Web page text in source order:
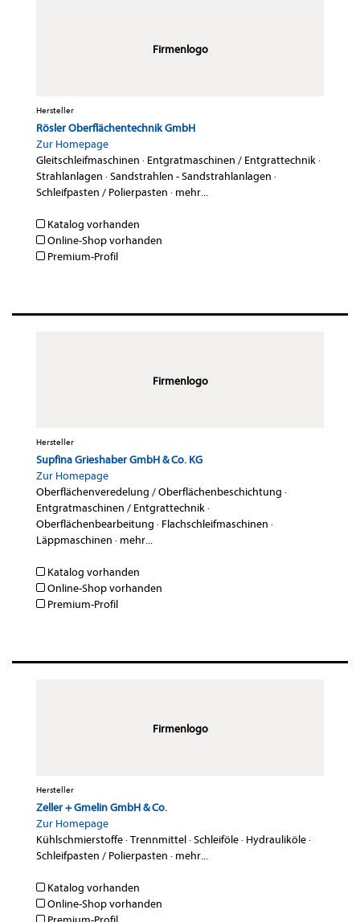
Firmenlogo
Hersteller
Rösler Oberflächentechnik GmbH
Zur Homepage
Gleitschleifmaschinen · Entgratmaschinen / Entgrattechnik·
Strahlanlagen ·Sandstrahlen - Sandstrahlanlagen ·
Schleifpasten / Polierpasten · mehr...
Katalog vorhanden
Online-Shop vorhanden
Premium-Profil
Firmenlogo
Hersteller
Supfina Grieshaber GmbH & Co. KG
Zur Homepage
Oberflächenveredelung / Oberflächenbeschichtung ·
Entgratmaschinen / Entgrattechnik·
Oberflächenbearbeitung · Flachschleifmaschinen ·
Läppmaschinen · mehr...
Katalog vorhanden
Online-Shop vorhanden
Premium-Profil
Firmenlogo
Hersteller
Zeller + Gmelin GmbH & Co.
Zur Homepage
Kühlschmierstoffe·Trennmittel·Schleiföle· Hydrauliköle·
Schleifpasten / Polierpasten · mehr...
Katalog vorhanden
Online-Shop vorhanden